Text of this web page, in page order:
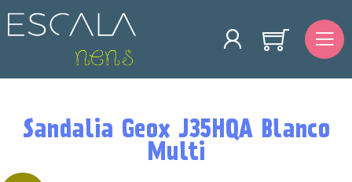
Sandalia Geox J35HQA Blanco
Multi